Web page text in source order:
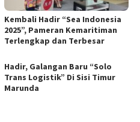
Kembali Hadir “Sea Indonesia
2025”, Pameran Kemaritiman
Terlengkap dan Terbesar
Hadir, Galangan Baru “Solo
Trans Logistik” Di Sisi Timur
Marunda